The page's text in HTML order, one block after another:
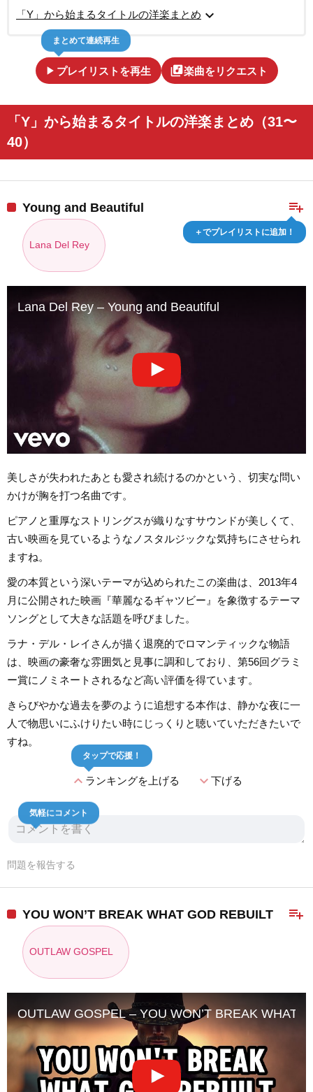
「Y」から始まるタイトルの洋楽まとめ expand_more
play_arrow プレイリストを再生
まとめて連続再生
library_music楽曲をリクエスト
「Y」から始まるタイトルの洋楽まとめ（31〜
40）
playlist_add
＋でプレイリストに追加！
Young and Beautiful
Lana Del Rey
Lana Del Rey – Young and Beautiful
美しさが失われたあとも愛され続けるのかという、切実な問い
かけが胸を打つ名曲です。
ピアノと重厚なストリングスが織りなすサウンドが美しくて、
古い映画を見ているようなノスタルジックな気持ちにさせられ
ますね。
愛の本質という深いテーマが込められたこの楽曲は、2013年4
月に公開された映画『華麗なるギャツビー』を象徴するテーマ
ソングとして大きな話題を呼びました。
ラナ・デル・レイさんが描く退廃的でロマンティックな物語
は、映画の豪奢な雰囲気と見事に調和しており、第56回グラミ
ー賞にノミネートされるなど高い評価を得ています。
きらびやかな過去を夢のように追想する本作は、静かな夜に一
人で物思いにふけりたい時にじっくりと聴いていただきたいで
すね。
expand_lessランキングを上げる
タップで応援！
expand_more下げる
気軽にコメント
問題を報告する
playlist_add
YOU WON’T BREAK WHAT GOD REBUILT
OUTLAW GOSPEL
OUTLAW GOSPEL – YOU WON’T BREAK WHAT